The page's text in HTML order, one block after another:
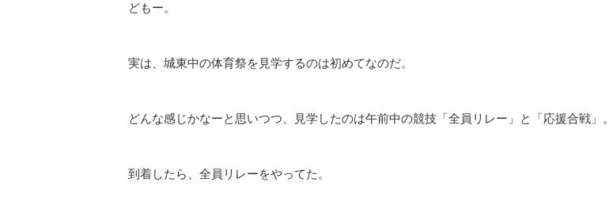
どもー。
実は、城東中の体育祭を見学するのは初めてなのだ。
どんな感じかなーと思いつつ、見学したのは午前中の競技「全員リレー」と「応援合戦」。
到着したら、全員リレーをやってた。